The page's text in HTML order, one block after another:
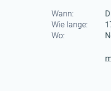
Wann:
Wie lange:
Wo: